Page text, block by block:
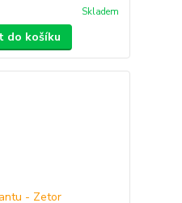
Skladem
do košíku